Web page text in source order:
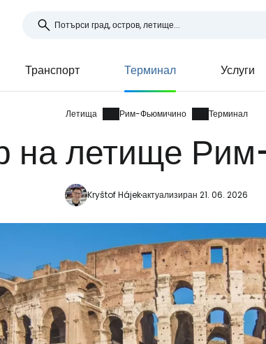
Транспорт Терминал Услуги
Летища Рим-Фьюмичино Терминал
на летище
Kryštof Hájekактуализиран 21. 06. 2026